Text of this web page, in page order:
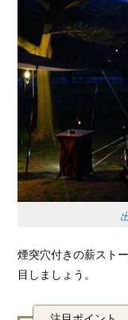
煙突穴付きの薪スト
目しましょう。